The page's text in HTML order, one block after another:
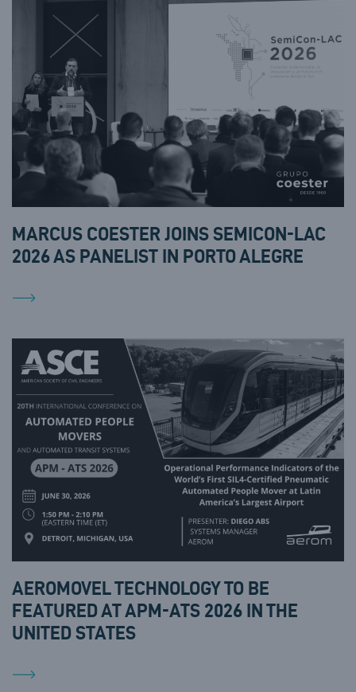
MARCUS COESTER JOINS SEMICON-LAC
2026 AS PANELIST IN PORTO ALEGRE
AEROMOVEL TECHNOLOGY TO BE
FEATURED AT APM-ATS 2026 IN THE
UNITED STATES